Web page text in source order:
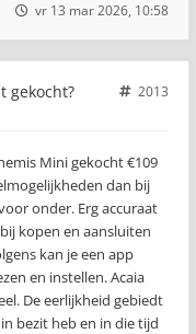
vr 13 mar 2026, 10:58
gekocht?
2013
Mini gekocht €109
dan bij
onder. Erg accuraat
kopen en aansluiten
kan je een app
en instellen. Acaia
De eerlijkheid gebiedt
bezit heb en in die tijd